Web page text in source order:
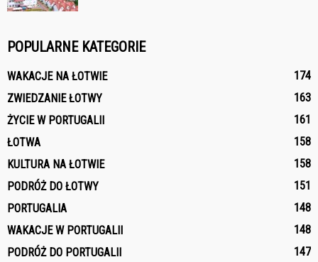
POPULARNE KATEGORIE
WAKACJE NA ŁOTWIE
174
ZWIEDZANIE ŁOTWY
163
ŻYCIE W PORTUGALII
161
ŁOTWA
158
KULTURA NA ŁOTWIE
158
PODRÓŻ DO ŁOTWY
151
PORTUGALIA
148
WAKACJE W PORTUGALII
148
PODRÓŻ DO PORTUGALII
147